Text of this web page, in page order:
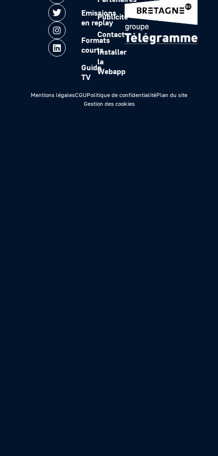
Emissions
en replay
Formats
courts
Guide
TV
Publicité
Contact
Installer
la
Webapp
Mentions légalesCGUPolitique de confidentialitéPlan du site
Gestion des cookies